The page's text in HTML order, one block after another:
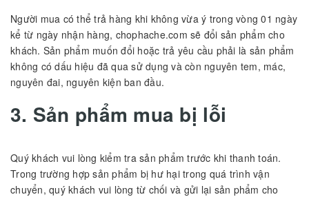
Người mua có thể trả hàng khi không vừa ý trong vòng 01 ngày
kể từ ngày nhận hàng, chophache.com sẽ đổi sản phẩm cho
khách. Sản phẩm muốn đổi hoặc trả yêu cầu phải là sản phẩm
không có dấu hiệu đã qua sử dụng và còn nguyên tem, mác,
nguyên đai, nguyên kiện ban đầu.
3. Sản phẩm mua bị lỗi
Quý khách vui lòng kiểm tra sản phẩm trước khi thanh toán.
Trong trường hợp sản phẩm bị hư hại trong quá trình vận
chuyển, quý khách vui lòng từ chối và gửi lại sản phẩm cho